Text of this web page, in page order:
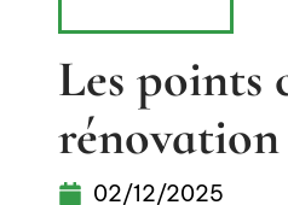
Les points
rénovation
02/12/2025